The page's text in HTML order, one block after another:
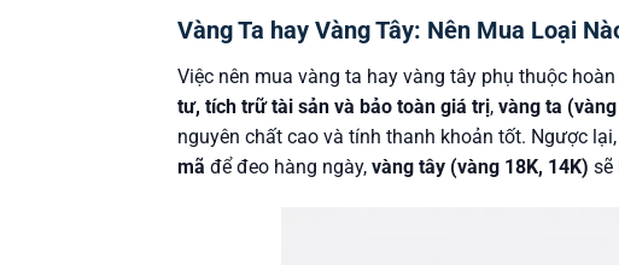
Vàng Ta hay Vàng Tây: Nên Mua Loại
Việc nên mua vàng ta hay vàng tây phụ thuộc
tư, tích trữ tài sản và bảo toàn giá trị, vàng ta
nguyên chất cao và tính thanh khoản tốt. Ngược
mã để đeo hàng ngày, vàng tây (vàng 18K, 14K) sẽ